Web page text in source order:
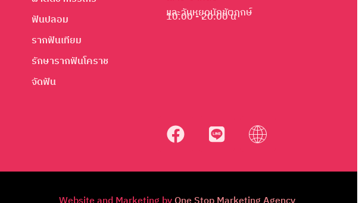
ฟันปลอม
รากฟันเทียม
รักษารากฟันโคราช
จัดฟัน
และวันหยุดนักขัตฤกษ์
10.00 - 20.00 น